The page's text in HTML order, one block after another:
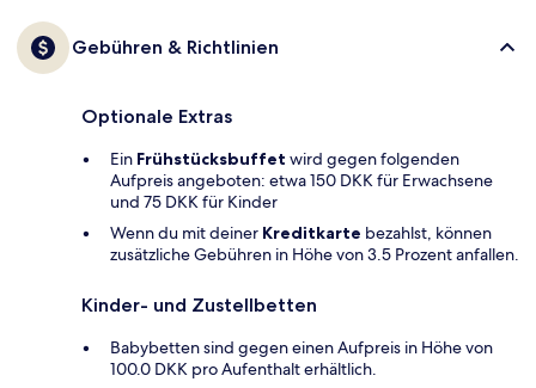
Gebühren & Richtlinien
Optionale Extras
Ein Frühstücksbuffet wird gegen folgenden
Aufpreis angeboten: etwa 150 DKK für Erwachsene
und 75 DKK für Kinder
Wenn du mit deiner Kreditkarte bezahlst, können
zusätzliche Gebühren in Höhe von 3.5 Prozent anfallen.
Kinder- und Zustellbetten
Babybetten sind gegen einen Aufpreis in Höhe von
100.0 DKK pro Aufenthalt erhältlich.